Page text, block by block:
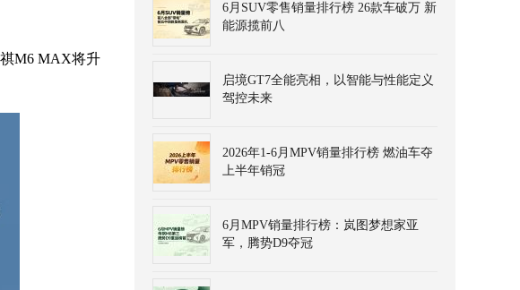
M6 MAX将升
6月SUV零售销量排行榜 26款车破万 新
能源揽前八
启境GT7全能亮相，以智能与性能定义
驾控未来
2026年1-6月MPV销量排行榜 燃油车夺
上半年销冠
6月MPV销量排行榜：岚图梦想家亚
军，腾势D9夺冠